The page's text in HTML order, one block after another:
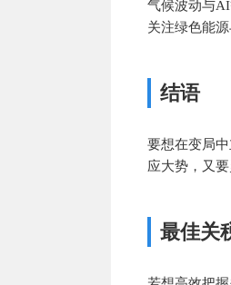
气候波动与
关注绿色能
结语
要想在变局
应大势，又
最佳关